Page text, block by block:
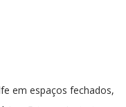
em espaços fechados,